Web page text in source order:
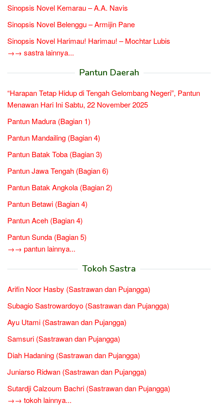
Sinopsis Novel Kemarau – A.A. Navis
Sinopsis Novel Belenggu – Armijin Pane
Sinopsis Novel Harimau! Harimau! – Mochtar Lubis
→→ sastra lainnya...
Pantun Daerah
“Harapan Tetap Hidup di Tengah Gelombang Negeri”, Pantun
Menawan Hari Ini Sabtu, 22 November 2025
Pantun Madura (Bagian 1)
Pantun Mandailing (Bagian 4)
Pantun Batak Toba (Bagian 3)
Pantun Jawa Tengah (Bagian 6)
Pantun Batak Angkola (Bagian 2)
Pantun Betawi (Bagian 4)
Pantun Aceh (Bagian 4)
Pantun Sunda (Bagian 5)
→→ pantun lainnya...
Tokoh Sastra
Arifin Noor Hasby (Sastrawan dan Pujangga)
Subagio Sastrowardoyo (Sastrawan dan Pujangga)
Ayu Utami (Sastrawan dan Pujangga)
Samsuri (Sastrawan dan Pujangga)
Diah Hadaning (Sastrawan dan Pujangga)
Juniarso Ridwan (Sastrawan dan Pujangga)
Sutardji Calzoum Bachri (Sastrawan dan Pujangga)
→→ tokoh lainnya...